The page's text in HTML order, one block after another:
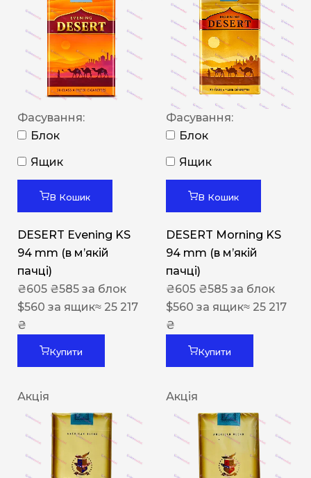
Фасування:
Блок
Ящик
В Кошик
DESERT Evening KS
94 mm (в мʼякій
пачці)
₴605 ₴585 за блок
$560 за ящик≈ 25 217
₴
Купити
Фасування:
Блок
Ящик
В Кошик
DESERT Morning KS
94 mm (в мʼякій
пачці)
₴605 ₴585 за блок
$560 за ящик≈ 25 217
₴
Купити
Акція Акція